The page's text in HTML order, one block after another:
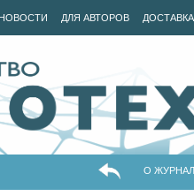
НОВОСТИ ДЛЯ АВТОРОВ
О